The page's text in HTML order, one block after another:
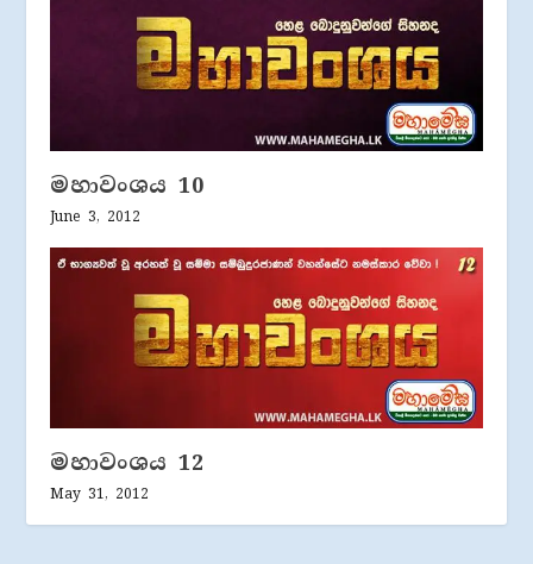
මහාවංශය 10
June 3, 2012
මහාවංශය 12
May 31, 2012